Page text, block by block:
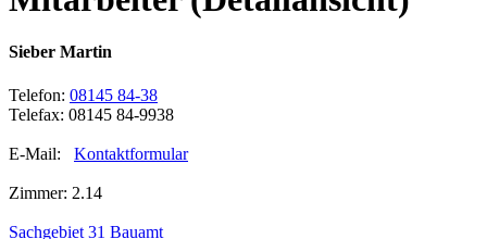
Sieber Martin
Telefon: 08145 84-38
Telefax: 08145 84-9938
E-Mail: Kontaktformular
Zimmer: 2.14
Sachgebiet 31 Bauamt